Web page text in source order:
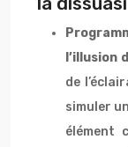
l’illusion
de
simuler
élément